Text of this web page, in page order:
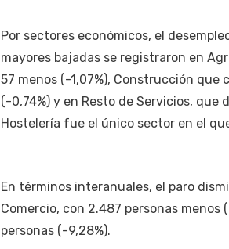
Por sectores económicos, el
mayores bajadas se registraron en
57 menos (-1,07%), Construcción que
(-0,74%) y en Resto de Servicios, que
Hostelería fue el único sector en el
En términos interanuales, el paro
Comercio, con 2.487 personas menos
personas (-9,28%).